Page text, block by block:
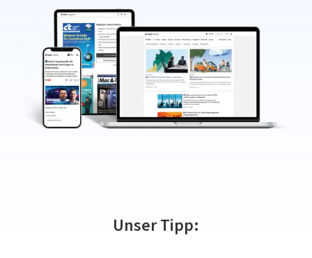
Unser Tipp: